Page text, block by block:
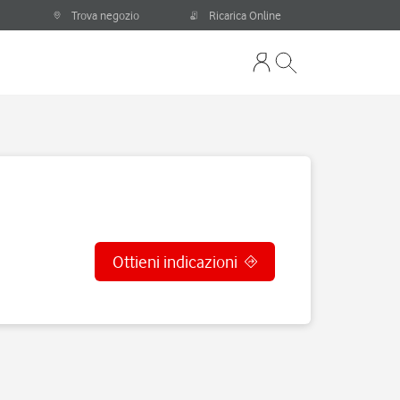
Trova negozio Ricarica Online
Ottieni indicazioni